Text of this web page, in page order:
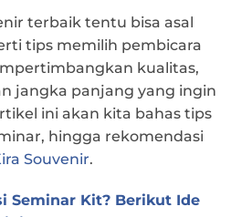
terbaik tentu bisa asal
tips memilih pembicara
kualitas,
jangka panjang yang ingin
ini akan kita bahas tips
hingga rekomendasi
Souvenir.
Seminar Kit? Berikut Ide